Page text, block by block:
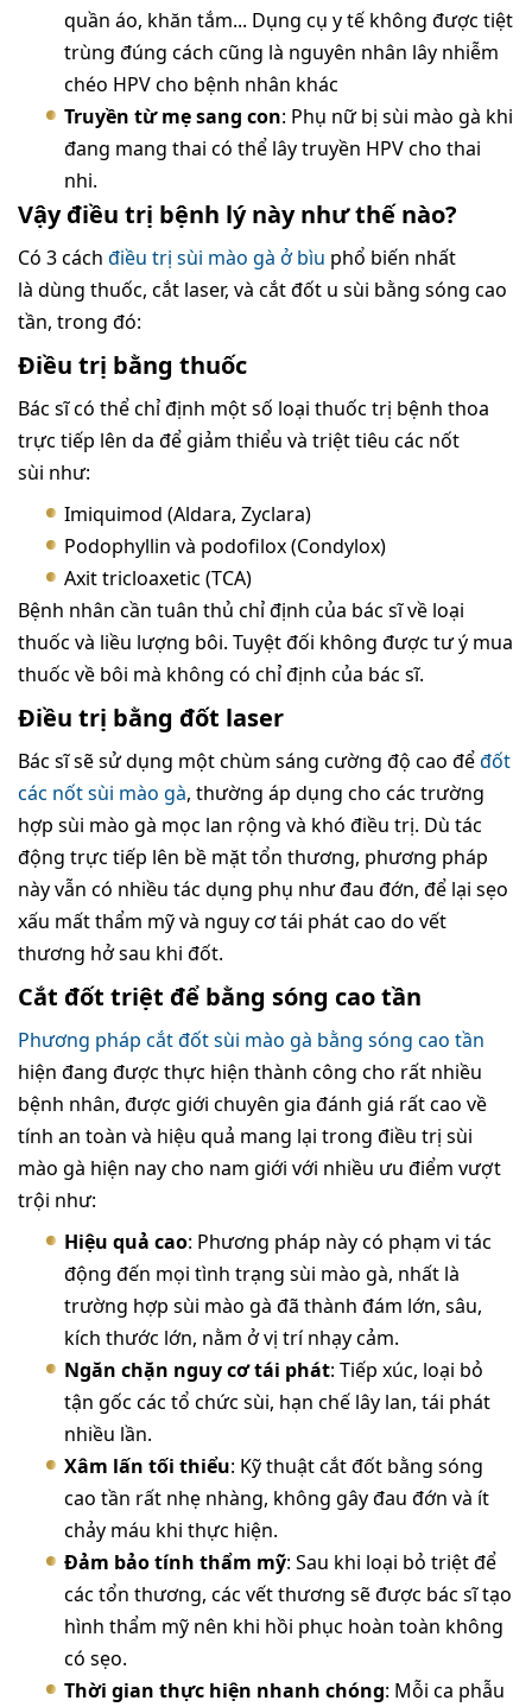
quần áo, khăn tắm... Dụng cụ y tế không được tiệt
trùng đúng cách cũng là nguyên nhân lây nhiễm
chéo HPV cho bệnh nhân khác
Truyền từ mẹ sang con: Phụ nữ bị sùi mào gà khi
đang mang thai có thể lây truyền HPV cho thai
nhi.
Vậy điều trị bệnh lý này như thế nào?
Có 3 cách điều trị sùi mào gà ở bìu phổ biến nhất
là dùng thuốc, cắt laser, và cắt đốt u sùi bằng sóng cao
tần, trong đó:
Điều trị bằng thuốc
Bác sĩ có thể chỉ định một số loại thuốc trị bệnh thoa
trực tiếp lên da để giảm thiểu và triệt tiêu các nốt
sùi như:
Imiquimod (Aldara, Zyclara)
Podophyllin và podofilox (Condylox)
Axit tricloaxetic (TCA)
Bệnh nhân cần tuân thủ chỉ định của bác sĩ về loại
thuốc và liều lượng bôi. Tuyệt đối không được tư ý mua
thuốc về bôi mà không có chỉ định của bác sĩ.
Điều trị bằng đốt laser
Bác sĩ sẽ sử dụng một chùm sáng cường độ cao đểđốt
các nốt sùi mào gà, thường áp dụng cho các trường
hợp sùi mào gà mọc lan rộng và khó điều trị. Dù tác
động trực tiếp lên bề mặt tổn thương, phương pháp
này vẫn có nhiều tác dụng phụ như đau đớn, để lại sẹo
xấu mất thẩm mỹ và nguy cơ tái phát cao do vết
thương hở sau khi đốt.
Cắt đốt triệt để bằng sóng cao tần
Phương pháp cắt đốt sùi mào gà bằng sóng cao tần
hiện đang được thực hiện thành công cho rất nhiều
bệnh nhân, được giới chuyên gia đánh giá rất cao về
tính an toàn và hiệu quả mang lại trong điều trị sùi
mào gà hiện nay cho nam giới với nhiều ưu điểm vượt
trội như:
Hiệu quả cao: Phương pháp này có phạm vi tác
động đến mọi tình trạng sùi mào gà, nhất là
trường hợp sùi mào gà đã thành đám lớn, sâu,
kích thước lớn, nằm ở vị trí nhạy cảm.
Ngăn chặn nguy cơ tái phát: Tiếp xúc, loại bỏ
tận gốc các tổ chức sùi, hạn chế lây lan, tái phát
nhiều lần.
Xâm lấn tối thiểu: Kỹ thuật cắt đốt bằng sóng
cao tần rất nhẹ nhàng, không gây đau đớn và ít
chảy máu khi thực hiện.
Đảm bảo tính thẩm mỹ: Sau khi loại bỏ triệt để
các tổn thương, các vết thương sẽ được bác sĩ tạo
hình thẩm mỹ nên khi hồi phục hoàn toàn không
có sẹo.
Thời gian thực hiện nhanh chóng: Mỗi ca phẫu